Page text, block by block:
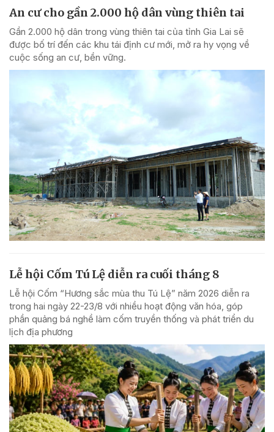
An cư cho gần 2.000 hộ dân vùng thiên tai
Gần 2.000 hộ dân trong vùng thiên tai của tỉnh Gia Lai sẽ
được bố trí đến các khu tái định cư mới, mở ra hy vọng về
cuộc sống an cư, bền vững.
Lễ hội Cốm Tú Lệ diễn ra cuối tháng 8
Lễ hội Cốm “Hương sắc mùa thu Tú Lệ” năm 2026 diễn ra
trong hai ngày 22-23/8 với nhiều hoạt động văn hóa, góp
phần quảng bá nghề làm cốm truyền thống và phát triển du
lịch địa phương